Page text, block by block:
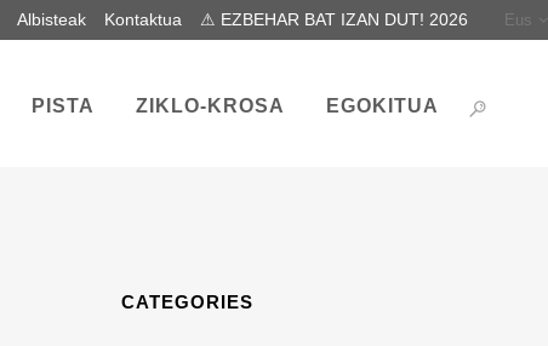
Albisteak Kontaktua ⚠ EZBEHAR BAT IZAN DUT! 2026 Eus
PISTA ZIKLO-KROSA EGOKITUA
CATEGORIES